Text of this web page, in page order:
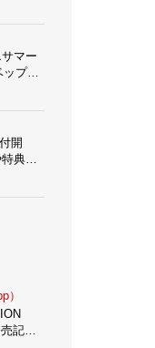
マー
ップ」
開
典に
）
記念